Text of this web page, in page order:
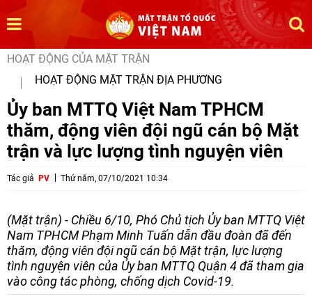
HOẠT ĐỘNG CỦA MẶT TRẬN
HOẠT ĐỘNG MẶT TRẬN ĐỊA PHƯƠNG
Ủy ban MTTQ Việt Nam TPHCM
thăm, động viên đội ngũ cán bộ Mặt
trận và lực lượng tình nguyện viên
Tác giả PV Thứ năm, 07/10/2021 10:34
(Mặt trận) - Chiều 6/10, Phó Chủ tịch Ủy ban MTTQ Việt
Nam TPHCM Phạm Minh Tuấn dẫn đầu đoàn đã đến
thăm, động viên đội ngũ cán bộ Mặt trận, lực lượng
tình nguyện viên của Ủy ban MTTQ Quận 4 đã tham gia
vào công tác phòng, chống dịch Covid-19.